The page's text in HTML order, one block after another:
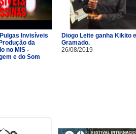
Invisíveis
da
no MIS -
e do Som
Diogo Leite ganha Kikito
Gramado.
26/08/2019